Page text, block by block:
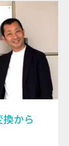
換から